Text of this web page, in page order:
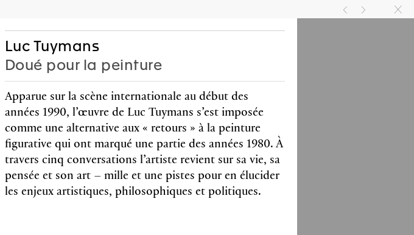
Cadeaux
Lionel Bovier, Elisabeth
Jobin, Pamela Lee
Luc Tuymans
Doué pour la peinture
Apparue sur la scène internationale au début des
années 1990, l’œuvre de Luc Tuymans s’est imposée
comme une alternative aux « retours » à la peinture
figurative qui ont marqué une partie des années 1980. À
travers cinq conversations l’artiste revient sur sa vie, sa
pensée et son art – mille et une pistes pour en élucider
les enjeux artistiques, philosophiques et politiques.
g h k